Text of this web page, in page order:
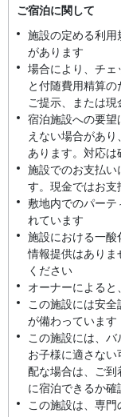
ご宿泊に関して
施設の定める利用
があります
場合により、チ
と付随費用精算
ご提示、または
宿泊施設への要望
えない場合があ
あります。対応
施設でのお支払い
す。現金ではお支
敷地内でのパーテ
れています
施設における一酸
情報提供はあり
ください
オーナーによる
この施設には安
が備わっています
この施設には、
お子様に適さな
配な場合は、ご到
に宿泊できるか確
この施設は、専